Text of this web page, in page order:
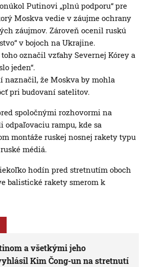
Putinovi „plnú podporu“ pre
Moskva vedie v záujme ochrany
záujmov. Zároveň ocenil ruskú
v bojoch na Ukrajine.
označil vzťahy Severnej Kórey a
jeden“.
naznačil, že Moskva by mohla
pri budovaní satelitov.
spoločnými rozhovormi na
odpaľovaciu rampu, kde sa
montáže ruskej nosnej rakety typu
médiá.
hodín pred stretnutím oboch
balistické rakety smerom k
a všetkými jeho
Kim Čong-un na stretnutí